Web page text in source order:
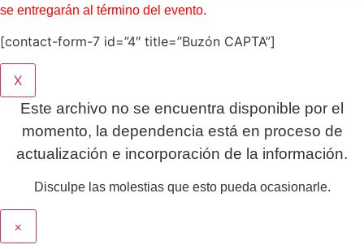
se entregarán al término del evento.
[contact-form-7 id=”4″ title=”Buzón CAPTA”]
X
Este archivo no se encuentra disponible por el
momento, la dependencia está en proceso de
actualización e incorporación de la información.
Disculpe las molestias que esto pueda ocasionarle.
×